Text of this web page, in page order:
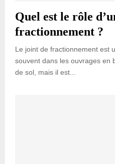
Quel est le rôle
fractionnement ?
Le joint de fractionnement est
souvent dans les ouvrages en
de sol, mais il est...